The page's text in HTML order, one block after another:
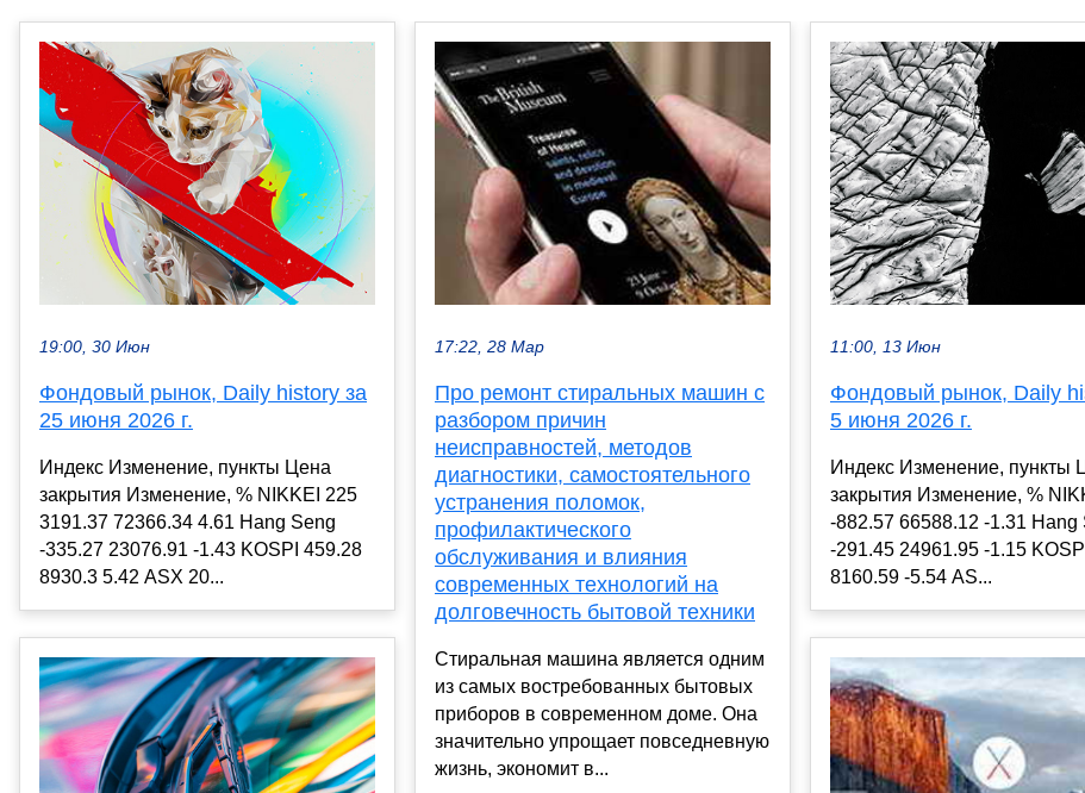
19:00, 30 Июн
Фондовый рынок, Daily history за
25 июня 2026 г.
Индекс Изменение, пункты Цена
закрытия Изменение, % NIKKEI 225
3191.37 72366.34 4.61 Hang Seng
-335.27 23076.91 -1.43 KOSPI 459.28
8930.3 5.42 ASX 20...
17:22, 28 Мар
Про ремонт стиральных машин с
разбором причин
неисправностей, методов
диагностики, самостоятельного
устранения поломок,
профилактического
обслуживания и влияния
современных технологий на
долговечность бытовой техники
Стиральная машина является одним
из самых востребованных бытовых
приборов в современном доме. Она
значительно упрощает повседневную
жизнь, экономит в...
11:00, 13 Июн
Фондовый рынок, Daily
5 июня 2026 г.
Индекс Изменение, пункты
закрытия Изменение, %
-882.57 66588.12 -1.31 Hang
-291.45 24961.95 -1.15
8160.59 -5.54 AS...